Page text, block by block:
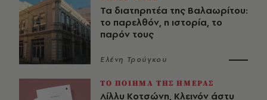
Τα διατηρητέα της Βαλαωρίτου:
το παρελθόν, η ιστορία, το
παρόν τους
Ελένη Τρούγκου
ΤΟ ΠΟΙΗΜΑ ΤΗΣ ΗΜΕΡΑΣ
Λίλλυ Κοτσώνη, Κλεινόν άστυ